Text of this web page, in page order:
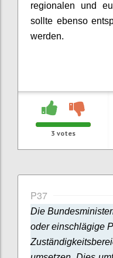
regionalen und
sollte ebenso
werden.
3 votes
P37
Die
oder einschlägige